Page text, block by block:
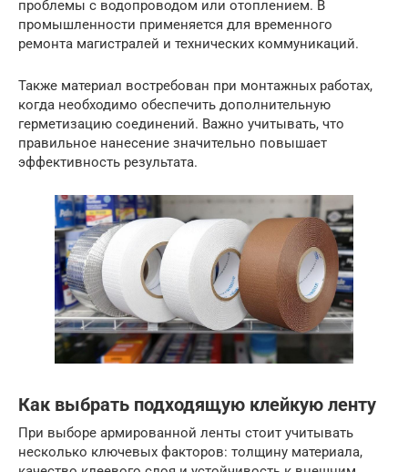
проблемы с водопроводом или отоплением. В
промышленности применяется для временного
ремонта магистралей и технических коммуникаций.
Также материал востребован при монтажных работах,
когда необходимо обеспечить дополнительную
герметизацию соединений. Важно учитывать, что
правильное нанесение значительно повышает
эффективность результата.
Как выбрать подходящую клейкую ленту
При выборе армированной ленты стоит учитывать
несколько ключевых факторов: толщину материала,